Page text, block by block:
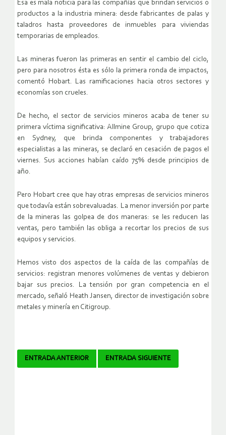
Esa es mala noticia para las compañías que brindan servicios o
productos a la industria minera: desde fabricantes de palas y
taladros hasta proveedores de inmuebles para viviendas
temporarias de empleados.
Las mineras fueron las primeras en sentir el cambio del ciclo,
pero para nosotros ésta es sólo la primera ronda de impactos,
comentó Hobart. Las ramificaciones hacia otros sectores y
economías son crueles.
De hecho, el sector de servicios mineros acaba de tener su
primera víctima significativa: Allmine Group, grupo que cotiza
en Sydney, que brinda componentes y trabajadores
especialistas a las mineras, se declaró en cesación de pagos el
viernes. Sus acciones habían caído 75% desde principios de
año.
Pero Hobart cree que hay otras empresas de servicios mineros
que todavía están sobrevaluadas. La menor inversión por parte
de la mineras las golpea de dos maneras: se les reducen las
ventas, pero también las obliga a recortar los precios de sus
equipos y servicios.
Hemos visto dos aspectos de la caída de las compañías de
servicios: registran menores volúmenes de ventas y debieron
bajar sus precios. La tensión por gran competencia en el
mercado, señaló Heath Jansen, director de investigación sobre
metales y minería en Citigroup.
Navegador
ENTRADA ANTERIOR ENTRADA SIGUIENTE